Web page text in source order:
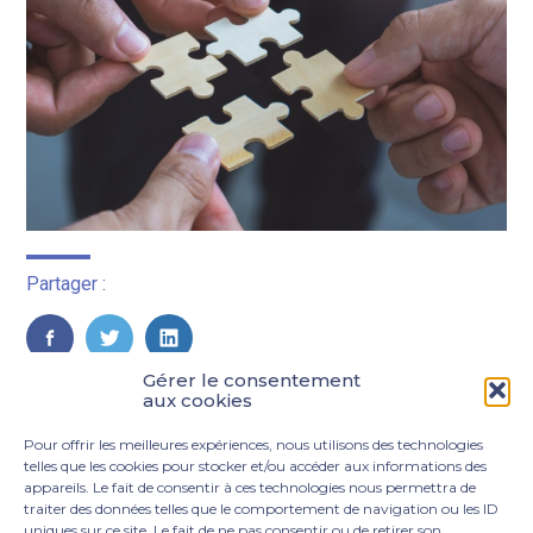
Gérer le consentement
aux cookies
Pour offrir les meilleures expériences, nous utilisons des technologies
telles que les cookies pour stocker et/ou accéder aux informations des
appareils. Le fait de consentir à ces technologies nous permettra de
traiter des données telles que le comportement de navigation ou les ID
Partager :
FaceBook
TwitterLinkedIn